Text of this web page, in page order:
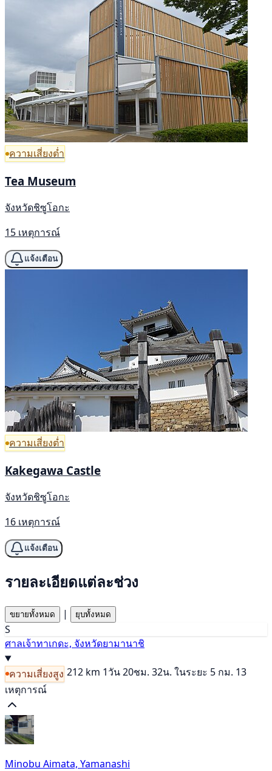
ความเสี่ยงต่ำ
Tea Museum
จังหวัดชิซูโอกะ
15 เหตุการณ์
แจ้งเตือน
ความเสี่ยงต่ำ
Kakegawa Castle
จังหวัดชิซูโอกะ
16 เหตุการณ์
แจ้งเตือน
รายละเอียดแต่ละช่วง
ขยายทั้งหมด | ยุบทั้งหมด
S
ศาลเจ้าทาเกดะ, จังหวัดยามานาชิ
ความเสี่ยงสูง 212 km 1วัน 20ชม. 32น. ในระยะ 5 กม. 13
เหตุการณ์
Minobu Aimata, Yamanashi